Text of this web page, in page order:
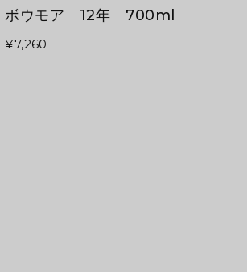
ボウモア 12年 700ml
¥7,260